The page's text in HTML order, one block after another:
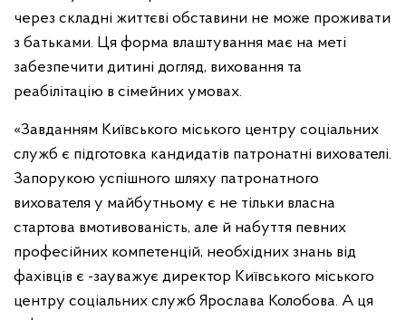
через складні життєві обставини не може проживати
з батьками. Ця форма влаштування має на меті
забезпечити дитині догляд, виховання та
реабілітацію в сімейних умовах.
«Завданням Київського міського центру соціальних
служб є підготовка кандидатів патронатні вихователі.
Запорукою успішного шляху патронатного
вихователя у майбутньому є не тільки власна
стартова вмотивованість, але й набуття певних
професійних компетенцій, необхідних знань від
фахівців є -зауважує директор Київського міського
центру соціальних служб Ярослава Колобова. А ця